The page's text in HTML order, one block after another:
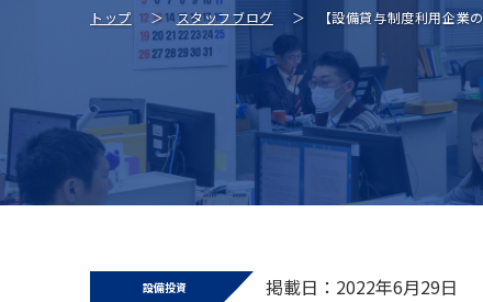
トップ スタッフブログ 【設備貸与制度利用企
設備投資 掲載日：2022年6月29日